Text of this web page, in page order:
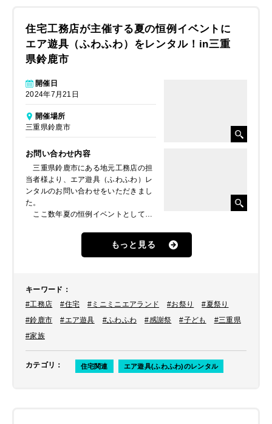
住宅工務店が主催する夏の恒例イベントに
エア遊具（ふわふわ）をレンタル！in三重
県鈴鹿市
開催日
2024年7月21日
開催場所
三重県鈴鹿市
お問い合わせ内容
三重県鈴鹿市にある地元工務店の担
当者様より、エア遊具（ふわふわ）レ
ンタルのお問い合わせをいただきまし
た。
ここ数年夏の恒例イベントとしてい
どもたちのためにエア遊具（ふわふ
わ）を設置してはどうか？と検討して
もっと見る
キーワード ：
#工務店
#住宅 #ミニミニエアランド #お祭り
#夏祭り
#鈴鹿市
#エア遊具 #ふわふわ #感謝祭 #子ども
#三重県
#家族
カテゴリ ： 住宅関連 エア遊具(ふわふわ)のレンタル